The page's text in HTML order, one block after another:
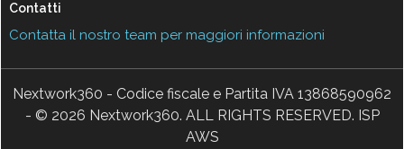
Contatti
Contatta il nostro team per maggiori informazioni
Nextwork360 - Codice fiscale e Partita IVA 13868590962
- © 2026 Nextwork360. ALL RIGHTS RESERVED. ISP
AWS